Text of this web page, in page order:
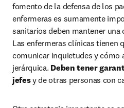
fomento de la defensa de los
enfermeras es sumamente
sanitarios deben mantener una
Las enfermeras clínicas tienen
comunicar inquietudes y cómo
jerárquica. Deben tener
jefes y de otras personas con